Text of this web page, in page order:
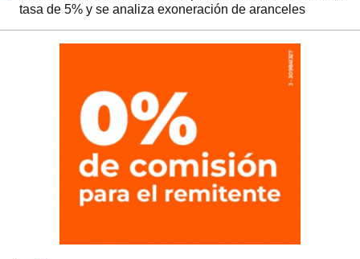
tasa de 5% y se analiza exoneración de aranceles